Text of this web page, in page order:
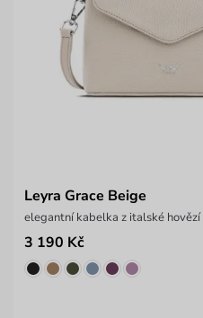
Leyra Grace Beige
elegantní kabelka z italské hovězí
3 190 Kč